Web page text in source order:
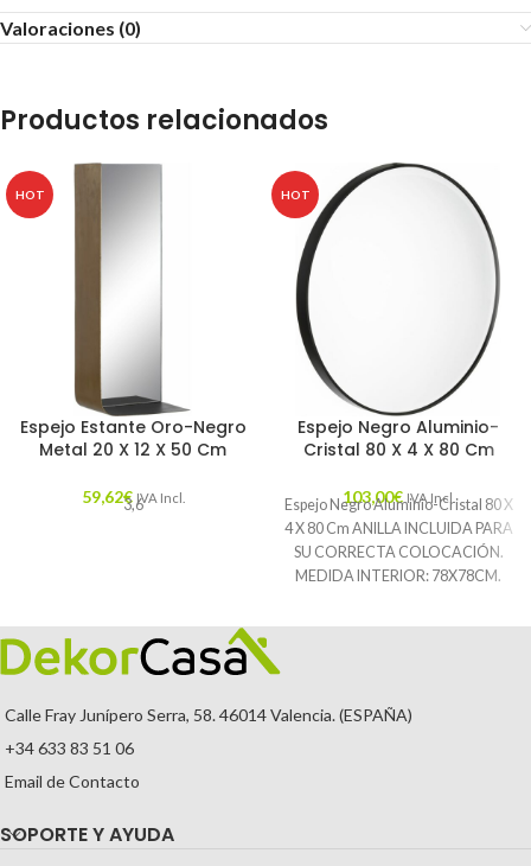
Valoraciones (0)
Productos relacionados
HOT
Espejo Estante Oro-Negro
Metal 20 X 12 X 50 Cm
59,62€ IVA Incl.
3,6
HOT
Espejo Negro Aluminio-
Cristal 80 X 4 X 80 Cm
103,00€ IVA Incl.
Espejo Negro Aluminio-Cristal 80 X
4 X 80 Cm ANILLA INCLUIDA PARA
SU CORRECTA COLOCACIÓN.
MEDIDA INTERIOR: 78X78CM.
Calle Fray Junípero Serra, 58. 46014 Valencia. (ESPAÑA)
+34 633 83 51 06
Email de Contacto
SOPORTE Y AYUDA